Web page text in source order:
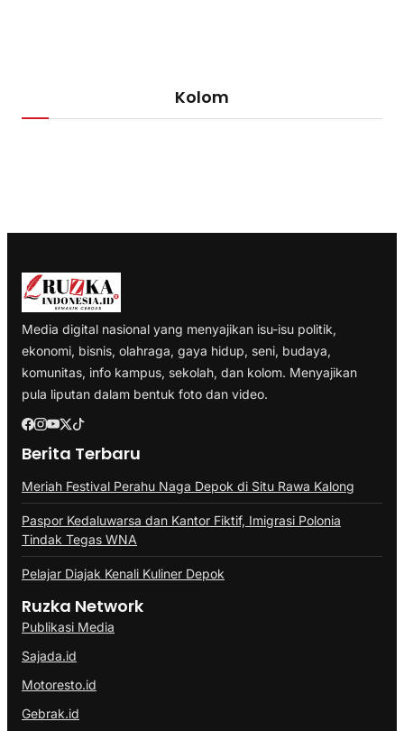
Kolom
Media digital nasional yang menyajikan isu-isu politik,
ekonomi, bisnis, olahraga, gaya hidup, seni, budaya,
komunitas, info kampus, sekolah, dan kolom. Menyajikan
pula liputan dalam bentuk foto dan video.
Berita Terbaru
Meriah Festival Perahu Naga Depok di Situ Rawa Kalong
Paspor Kedaluwarsa dan Kantor Fiktif, Imigrasi Polonia
Tindak Tegas WNA
Pelajar Diajak Kenali Kuliner Depok
Ruzka Network
Publikasi Media
Sajada.id
Motoresto.id
Gebrak.id